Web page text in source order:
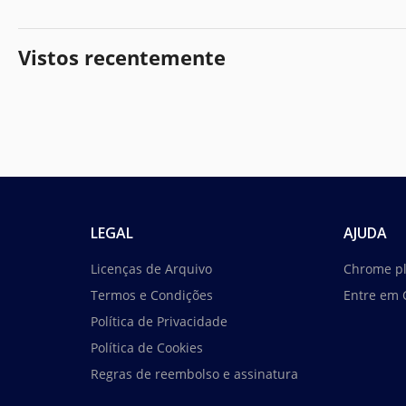
Vistos recentemente
LEGAL
Licenças de Arquivo
Termos e Condições
Política de Privacidade
Política de Cookies
Regras de reembolso e assinatura
AJUDA
Chrome
Entre em